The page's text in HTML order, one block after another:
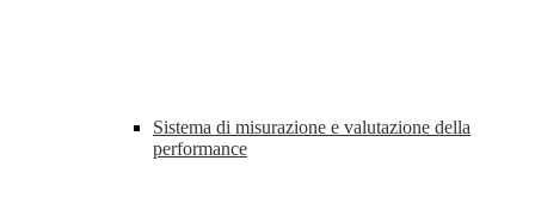
Sistema di misurazione e valutazione della
performance